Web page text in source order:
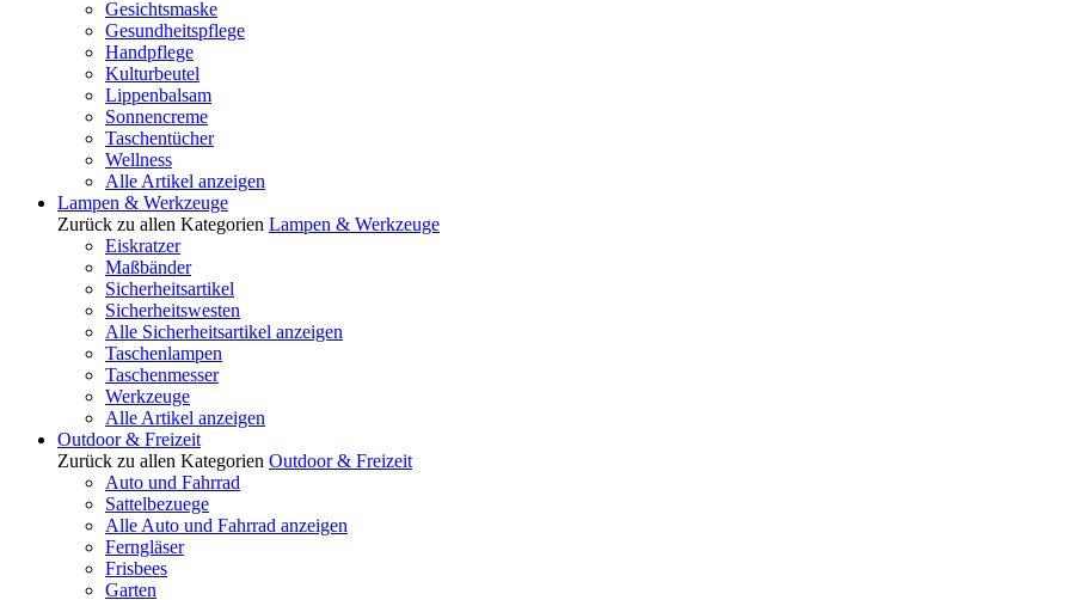
Gesichtsmaske
Gesundheitspflege
Handpflege
Kulturbeutel
Lippenbalsam
Sonnencreme
Taschentücher
Wellness
Alle Artikel anzeigen
Lampen & Werkzeuge
Zurück zu allen Kategorien Lampen & Werkzeuge
Eiskratzer
Maßbänder
Sicherheitsartikel
Sicherheitswesten
Alle Sicherheitsartikel anzeigen
Taschenlampen
Taschenmesser
Werkzeuge
Alle Artikel anzeigen
Outdoor & Freizeit
Zurück zu allen Kategorien Outdoor & Freizeit
Auto und Fahrrad
Sattelbezuege
Alle Auto und Fahrrad anzeigen
Ferngläser
Frisbees
Garten